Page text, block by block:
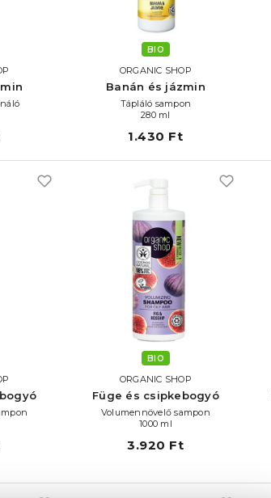
BIO
ORGANIC SHOP
Banán és jázmin
Tápláló sampon
280 ml
1.430 Ft
BIO
ORGANIC SHOP
Füge és csipkebogyó
Volumennövelő sampon
1000 ml
3.920 Ft